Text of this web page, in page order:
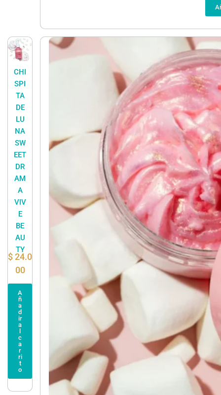
CHI
SPI
TA
DE
LU
NA
SW
EET
DR
AM
A
VIV
E
BE
AU
TY
$24.0
00
A
ñ
a
d
ir
a
c
a
r
ri
t
o